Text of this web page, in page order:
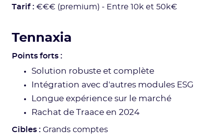
Tarif : €€€ (premium) - Entre 10k et 50k€
Tennaxia
Points forts :
Solution robuste et complète
Intégration avec d'autres modules ESG
Longue expérience sur le marché
Rachat de Traace en 2024
Cibles : Grands comptes